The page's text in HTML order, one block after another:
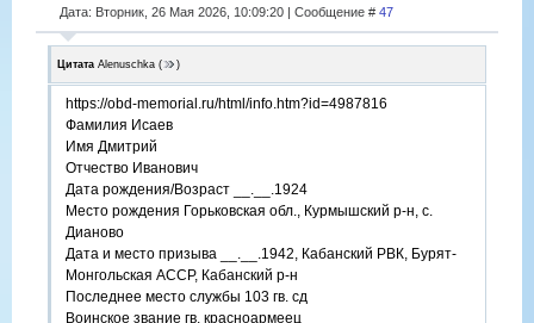
Дата: Вторник, 26 Мая 2026, 10:09:20 | Сообщение # 47
Цитата Alenuschka ( )
https://obd-memorial.ru/html/info.htm?id=4987816
Фамилия Исаев
Имя Дмитрий
Отчество Иванович
Дата рождения/Возраст __.__.1924
Место рождения Горьковская обл., Курмышский р-н, с.
Дианово
Дата и место призыва __.__.1942, Кабанский РВК, Бурят-
Монгольская АССР, Кабанский р-н
Последнее место службы 103 гв. сд
Воинское звание гв. красноармеец